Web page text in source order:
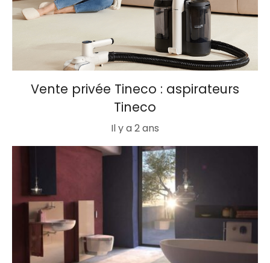
Vente privée Tineco : aspirateurs
Tineco
Il y a 2 ans